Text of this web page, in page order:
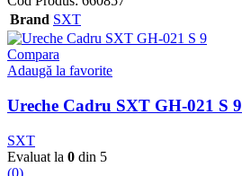
Brand SXT
Compara
Adaugă la favorite
Ureche Cadru SXT GH-021 S 9
SXT
Evaluat la 0 din 5
(0)